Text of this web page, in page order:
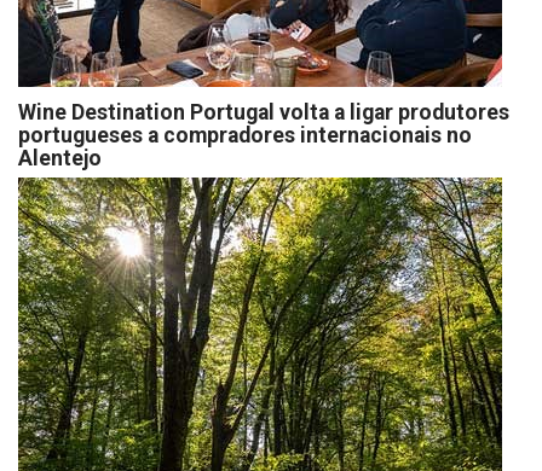
Wine Destination Portugal volta a ligar produtores
portugueses a compradores internacionais no
Alentejo